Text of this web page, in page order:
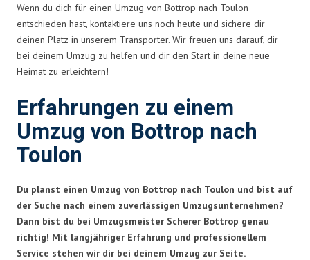
Wenn du dich für einen Umzug von Bottrop nach Toulon
entschieden hast, kontaktiere uns noch heute und sichere dir
deinen Platz in unserem Transporter. Wir freuen uns darauf, dir
bei deinem Umzug zu helfen und dir den Start in deine neue
Heimat zu erleichtern!
Erfahrungen zu einem
Umzug von Bottrop nach
Toulon
Du planst einen Umzug von Bottrop nach Toulon und bist auf
der Suche nach einem zuverlässigen Umzugsunternehmen?
Dann bist du bei Umzugsmeister Scherer Bottrop genau
richtig! Mit langjähriger Erfahrung und professionellem
Service stehen wir dir bei deinem Umzug zur Seite.